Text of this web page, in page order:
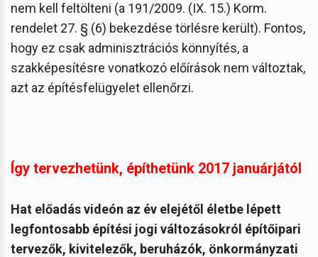
nem kell feltölteni (a 191/2009. (IX. 15.) Korm.
rendelet 27. § (6) bekezdése törlésre került). Fontos,
hogy ez csak adminisztrációs könnyítés, a
szakképesítésre vonatkozó előírások nem változtak,
azt az építésfelügyelet ellenőrzi.
Így tervezhetünk, építhetünk 2017 januárjától
Hat előadás videón az év elejétől életbe lépett
legfontosabb építési jogi változásokról építőipari
tervezők, kivitelezők, beruházók, önkormányzati